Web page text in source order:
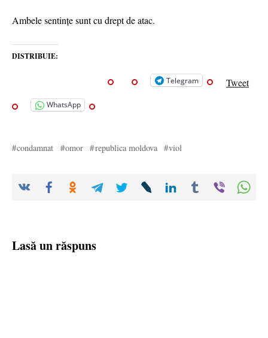
Ambele sentințe sunt cu drept de atac.
DISTRIBUIE:
Telegram Tweet
WhatsApp
condamnat omor republica moldova viol
Lasă un răspuns